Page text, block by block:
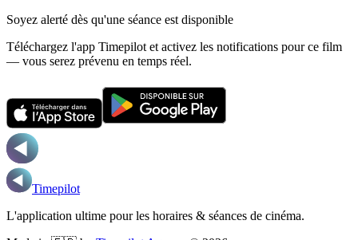
Soyez alerté dès qu'une séance est disponible
Téléchargez l'app Timepilot et activez les notifications pour ce film
— vous serez prévenu en temps réel.
Timepilot
L'application ultime pour les horaires & séances de cinéma.